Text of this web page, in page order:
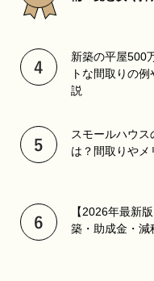
新築の平屋500
トな間取りの
説
スモールハウ
は？間取りやメ
【2026年最新
築・助成金・減